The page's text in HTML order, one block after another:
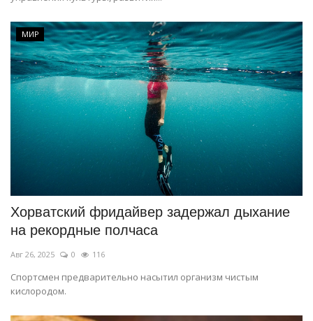
МИР
Хорватский фридайвер задержал дыхание
на рекордные полчаса
Авг 26, 2025 0 116
Спортсмен предварительно насытил организм чистым
кислородом.